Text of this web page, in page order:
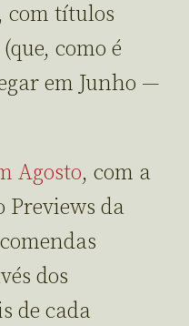
com títulos
como é
em Junho —
Agosto, com a
Previews da
dos
de cada